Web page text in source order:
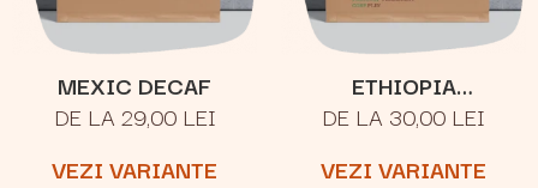
MEXIC DECAF
DE LA 29,00 LEI
VEZI VARIANTE
ETHIOPIA
YIRGACHEFFE
KERCHANSHE
DE LA 30,00 LEI
VEZI VARIANTE